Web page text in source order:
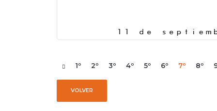
Anterior
1º 2º 3º 4º 5º 6º 7º 8º
VOLVER